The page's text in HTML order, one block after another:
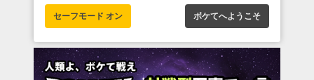
セーフモード オン ボケてへようこそ